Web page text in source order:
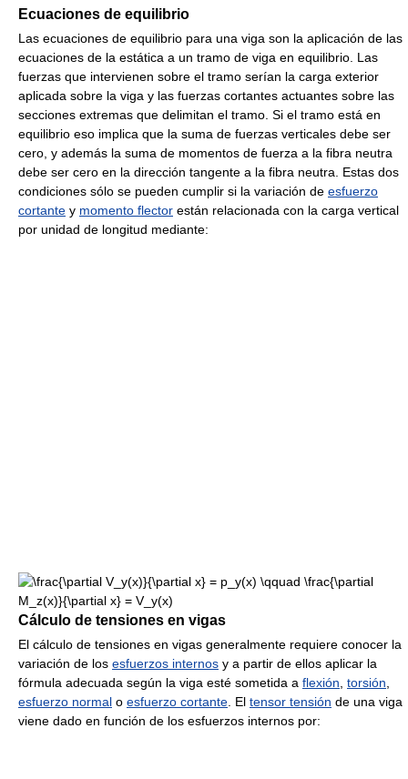
Ecuaciones de equilibrio
Las ecuaciones de equilibrio para una viga son la aplicación de las
ecuaciones de la estática a un tramo de viga en equilibrio. Las
fuerzas que intervienen sobre el tramo serían la carga exterior
aplicada sobre la viga y las fuerzas cortantes actuantes sobre las
secciones extremas que delimitan el tramo. Si el tramo está en
equilibrio eso implica que la suma de fuerzas verticales debe ser
cero, y además la suma de momentos de fuerza a la fibra neutra
debe ser cero en la dirección tangente a la fibra neutra. Estas dos
condiciones sólo se pueden cumplir si la variación de esfuerzo
cortante y momento flector están relacionada con la carga vertical
por unidad de longitud mediante:
Cálculo de tensiones en vigas
El cálculo de tensiones en vigas generalmente requiere conocer la
variación de los esfuerzos internos y a partir de ellos aplicar la
fórmula adecuada según la viga esté sometida a flexión torsión
esfuerzo normal o esfuerzo cortante . El tensor tensión de una viga
viene dado en función de los esfuerzos internos por: